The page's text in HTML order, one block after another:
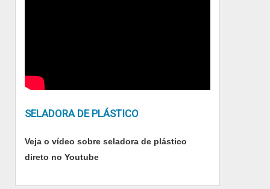
SELADORA DE PLÁSTICO
Veja o vídeo sobre seladora de plástico
direto no Youtube